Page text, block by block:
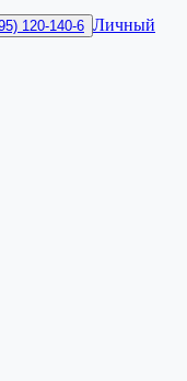
120-140-6 Личный